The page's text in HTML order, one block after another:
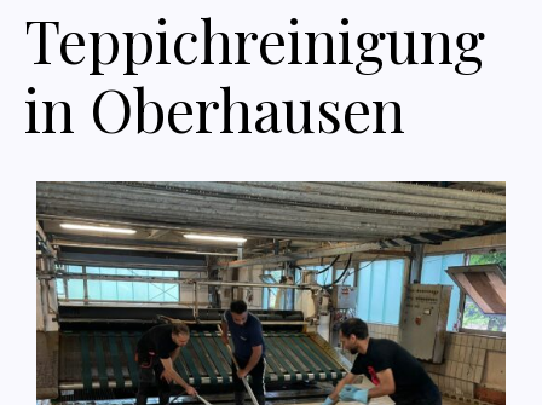
Teppichreinigung
in Oberhausen